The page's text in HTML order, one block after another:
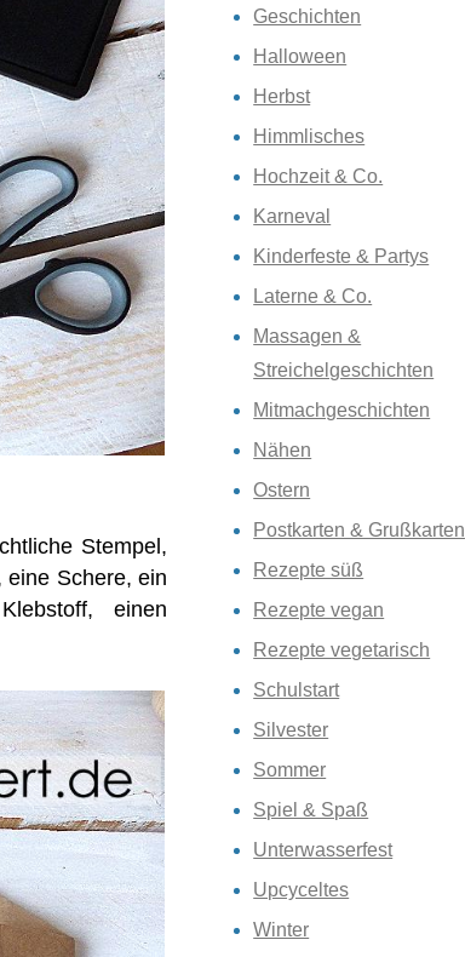
Stempel,
eine Schere, ein
einen
Geschichten
Halloween
Herbst
Himmlisches
Hochzeit & Co.
Karneval
Kinderfeste & Partys
Laterne & Co.
Massagen &
Streichelgeschichten
Mitmachgeschichten
Nähen
Ostern
Postkarten & Grußkarten
Rezepte süß
Rezepte vegan
Rezepte vegetarisch
Schulstart
Silvester
Sommer
Spiel & Spaß
Unterwasserfest
Upcyceltes
Winter